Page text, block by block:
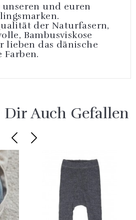
unseren und euren
der Naturfasern,
Bambusviskose
lieben das dänische
Farben.
Dir Auch Gefallen